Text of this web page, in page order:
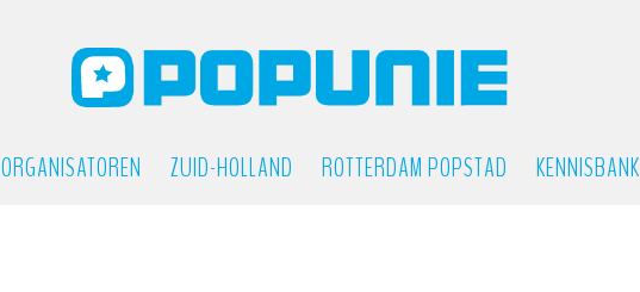
ORGANISATOREN ZUID-HOLLAND ROTTERDAM POPSTAD KENNISBANK